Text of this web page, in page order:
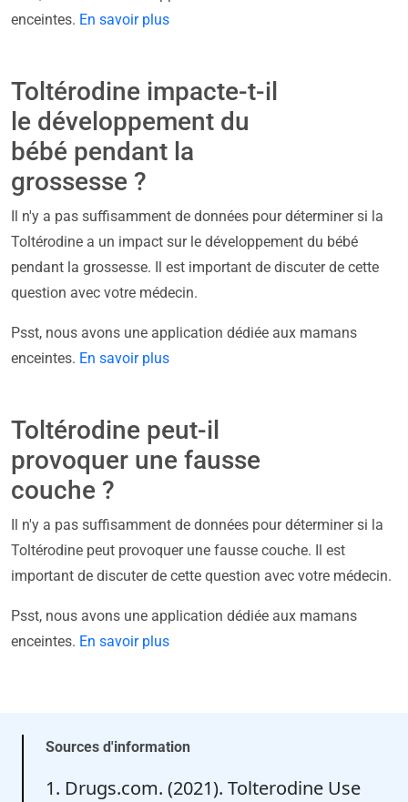
enceintes. En savoir plus
Toltérodine impacte-t-il
le développement du
bébé pendant la
grossesse ?
Il n'y a pas suffisamment de données pour déterminer si la
Toltérodine a un impact sur le développement du bébé
pendant la grossesse. Il est important de discuter de cette
question avec votre médecin.
Psst, nous avons une application dédiée aux mamans
enceintes. En savoir plus
Toltérodine peut-il
provoquer une fausse
couche ?
Il n'y a pas suffisamment de données pour déterminer si la
Toltérodine peut provoquer une fausse couche. Il est
important de discuter de cette question avec votre médecin.
Psst, nous avons une application dédiée aux mamans
enceintes. En savoir plus
Sources d'information
1. Drugs.com. (2021). Tolterodine Use